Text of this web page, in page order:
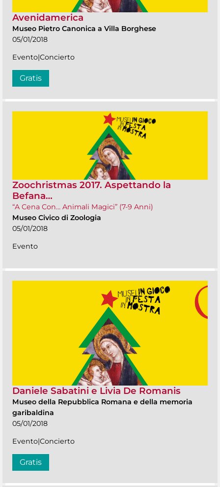
Avenidamerica
Museo Pietro Canonica a Villa Borghese
05/01/2018
Evento|Concierto
Gratis
Zoochristmas 2017. Aspettando la
Befana…
“A Cena Con… Animali Magici” (7-9 Anni)
Museo Civico di Zoologia
05/01/2018
Evento
Daniele Sabatini e Livia De Romanis
Museo della Repubblica Romana e della memoria
garibaldina
05/01/2018
Evento|Concierto
Gratis